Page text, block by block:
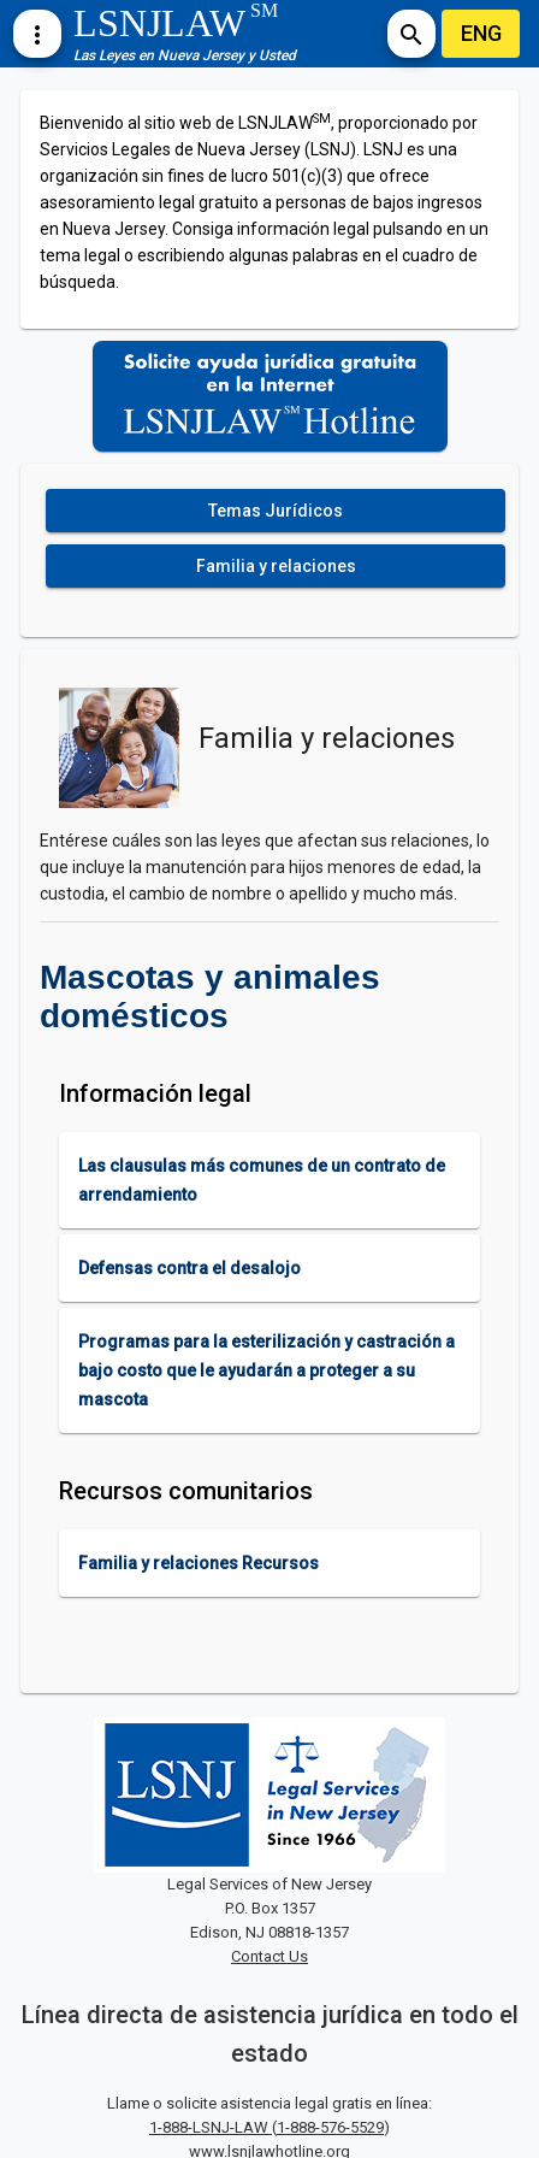
more_vert LSNJLAWSM
Las Leyes en Nueva Jersey y Usted
search ENG
Bienvenido al sitio web de LSNJLAWSM, proporcionado por
Servicios Legales de Nueva Jersey (LSNJ). LSNJ es una
organización sin fines de lucro 501(c)(3) que ofrece
asesoramiento legal gratuito a personas de bajos ingresos
en Nueva Jersey. Consiga información legal pulsando en un
tema legal o escribiendo algunas palabras en el cuadro de
búsqueda.
Temas Jurídicos
Familia y relaciones
Familia y relaciones
Entérese cuáles son las leyes que afectan sus relaciones, lo
que incluye la manutención para hijos menores de edad, la
custodia, el cambio de nombre o apellido y mucho más.
Mascotas y animales
domésticos
Información legal
Las clausulas más comunes de un contrato de
arrendamiento
Defensas contra el desalojo
Programas para la esterilización y castración a
bajo costo que le ayudarán a proteger a su
mascota
Recursos comunitarios
Familia y relaciones Recursos
Legal Services of New Jersey
P.O. Box 1357
Edison, NJ 08818-1357
Contact Us
Línea directa de asistencia jurídica en todo el
estado
Llame o solicite asistencia legal gratis en línea:
1-888-LSNJ-LAW (1-888-576-5529)
www.lsnjlawhotline.org